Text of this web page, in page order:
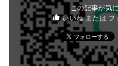
この記事が気
いいね または フ